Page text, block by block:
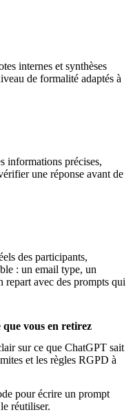
internes et synthèses
de formalité adaptés à
informations précises,
une réponse avant de
des participants,
: un email type, un
repart avec des prompts qui
que vous en retirez
sur ce que ChatGPT sait
et les règles RGPD à
pour écrire un prompt
réutiliser.